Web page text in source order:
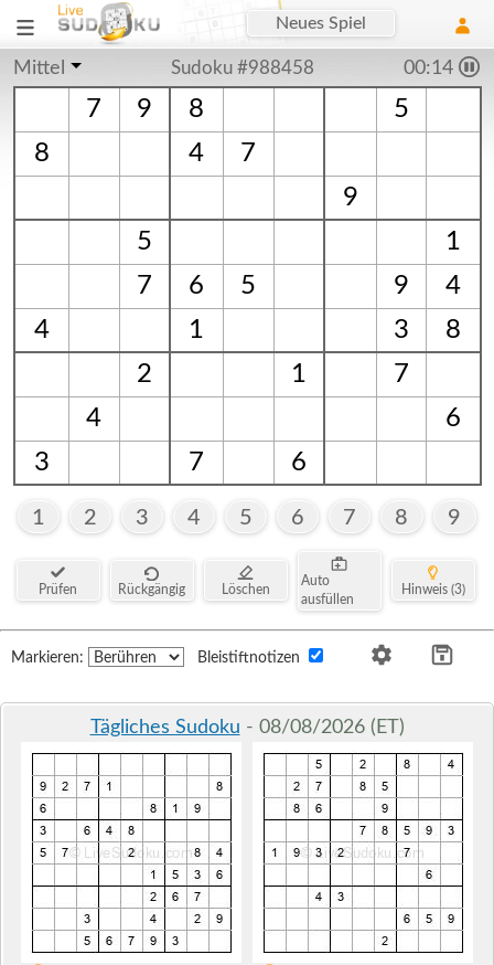
Neues Spiel
Mittel Sudoku #988458 00:15
7 9 8
5
8
4
7
9
5
1
7
6 5 9
4
4
1 3
8
2
1
7
4
6
3
7 6
1 2 3 4 5 6 7 8 9
Prüfen Rückgängig Löschen
Auto
ausfüllen
Hinweis (3)
Markieren: Bleistiftnotizen
Tägliches Sudoku - 08/08/2026 (ET)